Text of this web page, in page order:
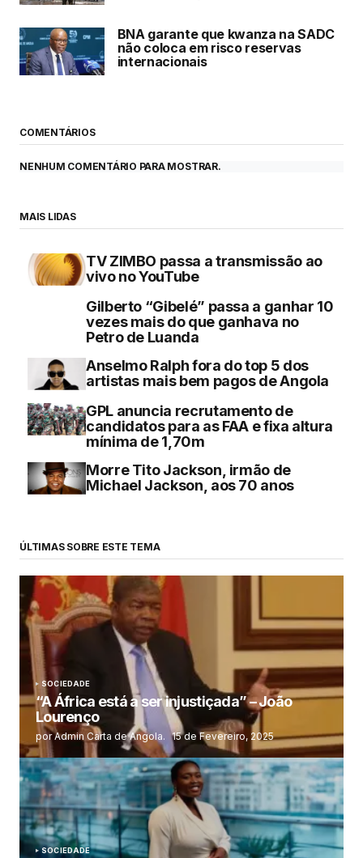
BNA garante que kwanza na SADC
não coloca em risco reservas
internacionais
COMENTÁRIOS
NENHUM COMENTÁRIO PARA MOSTRAR.
MAIS LIDAS
TV ZIMBO passa a transmissão ao
vivo no YouTube
Gilberto “Gibelé” passa a ganhar 10
vezes mais do que ganhava no
Petro de Luanda
Anselmo Ralph fora do top 5 dos
artistas mais bem pagos de Angola
GPL anuncia recrutamento de
candidatos para as FAA e fixa altura
mínima de 1,70m
Morre Tito Jackson, irmão de
Michael Jackson, aos 70 anos
ÚLTIMAS SOBRE ESTE TEMA
SOCIEDADE
“A África está a ser injustiçada” – João
Lourenço
por Admin Carta de Angola. 15 de Fevereiro, 2025
SOCIEDADE